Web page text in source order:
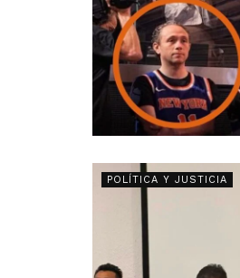
POLÍTICA Y JUSTICIA